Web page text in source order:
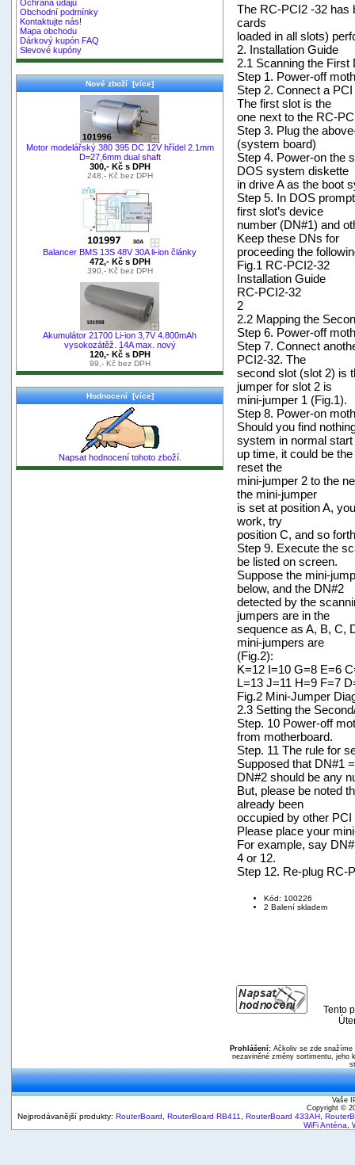
Ochrana údajů
Obchodní podmínky
Kontaktujte nás!
Mapa obchodu
Dárkový kupón FAQ
Slevové kupóny
Nové zboží [více]
Motor modelářský 380 395 DC 12V hřídel 2.1mm
D=27,6mm dual shaft
300,- Kč s DPH
248,- Kč bez DPH
Balancer BMS 13S 48V 30A li-ion články
472,- Kč s DPH
390,- Kč bez DPH
Akumulátor 21700 Li-ion 3,7V 4.800mAh
vysokozátěž. 14A max. nový
120,- Kč s DPH
99,- Kč bez DPH
Hodnocení [více]
Napsat hodnocení tohoto zboží.
The RC-PCI2 -32 has
cards
loaded in all slots)
2. Installation Guide
2.1 Scanning the First
Step 1. Power-off
Step 2. Connect a
The first slot is the
one next to the RC-
Step 3. Plug the
(system board)
Step 4. Power-on the
DOS system diskette
in drive A as the boot
Step 5. In DOS
first slot’s device
number (DN#1) and
Keep these DNs for
proceeding the
Fig.1 RC-PCI2-32
Installation Guide
RC-PCI2-32
2
2.2 Mapping the
Step 6. Power-off
Step 7. Connect
PCI2-32. The
second slot (slot 2) is
jumper for slot 2 is
mini-jumper 1 (Fig.1).
Step 8. Power-on
Should you find
system in normal start
up time, it could be
reset the
mini-jumper 2 to the
the mini-jumper
is set at position A,
work, try
position C, and so
Step 9. Execute the
be listed on screen.
Suppose the mini-
below, and the DN#2
detected by the
jumpers are in the
sequence as A, B, C,
mini-jumpers are
(Fig.2):
K=12 I=10 G=8 E=6
L=13 J=11 H=9 F=7
Fig.2 Mini-Jumper
2.3 Setting the
Step. 10 Power-off
from motherboard.
Step. 11 The rule for
Supposed that DN#1
DN#2 should be any
But, please be noted
already been
occupied by other
Please place your
For example, say
4 or 12.
Step 12. Re-plug RC-
Kód: 100226
2 Balení skladem
Tento
Prohlášení:Ačkoliv se zde snažíme
nezaviněné změny sortimentu, jeho
Vaše
Copyright ©
Nejprodávanější produkty: RouterBoard RouterBoard RB411 RouterBoard 433AH
WiFi Anténa